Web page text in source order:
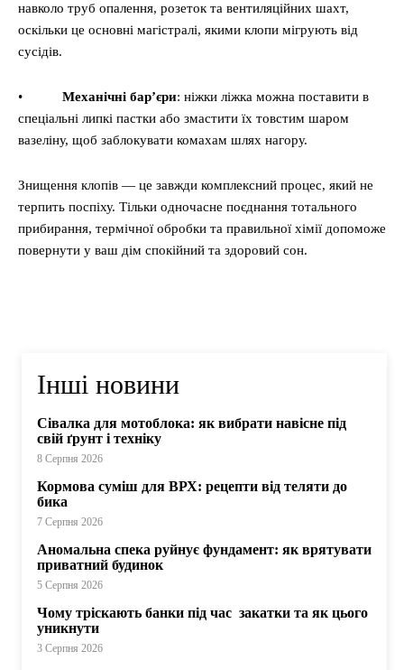
навколо труб опалення, розеток та вентиляційних шахт,
оскільки це основні магістралі, якими клопи мігрують від
сусідів.
• Механічні бар’єри: ніжки ліжка можна поставити в
спеціальні липкі пастки або змастити їх товстим шаром
вазеліну, щоб заблокувати комахам шлях нагору.
Знищення клопів — це завжди комплексний процес, який не
терпить поспіху. Тільки одночасне поєднання тотального
прибирання, термічної обробки та правильної хімії допоможе
повернути у ваш дім спокійний та здоровий сон.
Інші новини
Сівалка для мотоблока: як вибрати навісне під
свій ґрунт і техніку
8 Серпня 2026
Кормова суміш для ВРХ: рецепти від теляти до
бика
7 Серпня 2026
Аномальна спека руйнує фундамент: як врятувати
приватний будинок
5 Серпня 2026
Чому тріскають банки під час закатки та як цього
уникнути
3 Серпня 2026